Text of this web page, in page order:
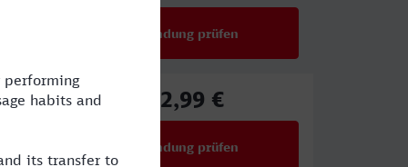
Verbindung prüfen
82,99 €
Verbindung prüfen